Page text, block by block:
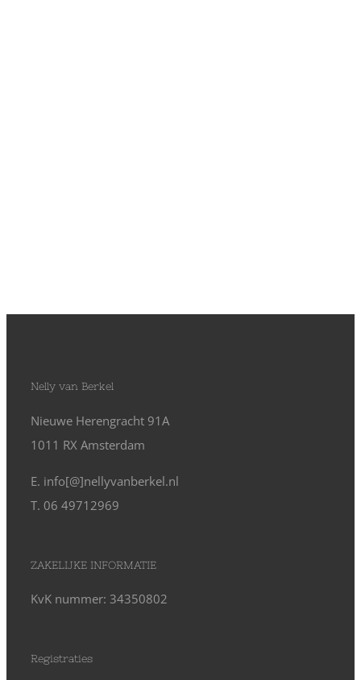
Nelly van Berkel
Nieuwe Herengracht 91A
1011 RX Amsterdam
E. info[@]nellyvanberkel.nl
T. 06 49712969
ZAKELIJKE INFORMATIE
KvK nummer: 34350802
Registraties